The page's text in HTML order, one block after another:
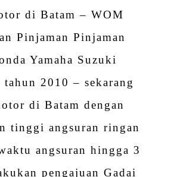
di Batam – WOM
Pinjaman Pinjaman
Yamaha Suzuki
2010 – sekarang
di Batam dengan
tinggi angsuran ringan
angsuran hingga 3
pengajuan Gadai